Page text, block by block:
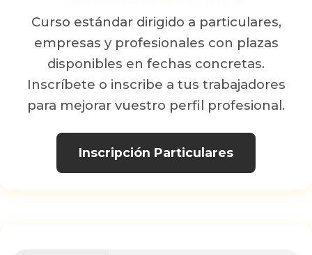
Curso estándar dirigido a particulares,
empresas y profesionales con plazas
disponibles en fechas concretas.
Inscríbete o inscribe a tus trabajadores
para mejorar vuestro perfil profesional.
Inscripción Particulares